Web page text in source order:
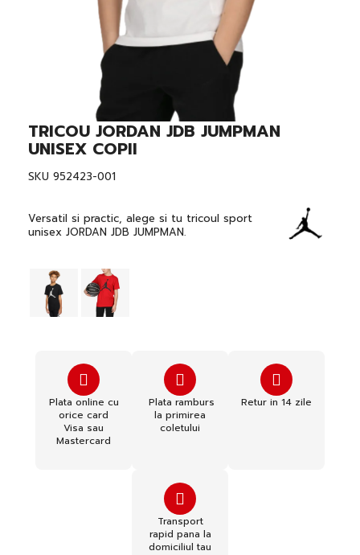
Skip
to
the
beginning
of
gallery
TRICOU JORDAN JDB JUMPMAN
UNISEX COPII
SKU 952423-001
Versatil si practic, alege si tu tricoul sport
unisex JORDAN JDB JUMPMAN.
Plata online cu
orice card
Visa sau
Mastercard
Plata ramburs
la primirea
coletului
Retur in 14 zile
Transport
rapid pana la
domiciliul tau